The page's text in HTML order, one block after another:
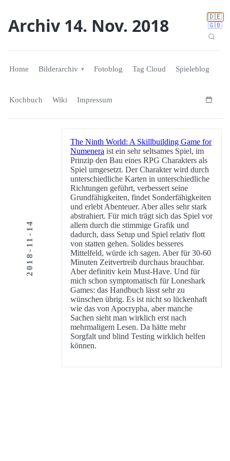
🇩🇪
🇬🇧
Archiv 14. Nov. 2018
Home Bilderarchiv Fotoblog Tag Cloud Spieleblog
Kochbuch Wiki Impressum
2018-11-14
The Ninth World: A Skillbuilding Game for
Numenera ist ein sehr seltsames Spiel, im
Prinzip den Bau eines RPG Charakters als
Spiel umgesetzt. Der Charakter wird durch
unterschiedliche Karten in unterschiedliche
Richtungen geführt, verbessert seine
Grundfähigkeiten, findet Sonderfähigkeiten
und erlebt Abenteuer. Aber alles sehr stark
abstrahiert. Für mich trägt sich das Spiel vor
allem durch die stimmige Grafik und
dadurch, dass Setup und Spiel relativ flott
von statten gehen. Solides besseres
Mittelfeld, würde ich sagen. Aber für 30-60
Minuten Zeitvertreib durchaus brauchbar.
Aber definitiv kein Must-Have. Und für
mich schon symptomatisch für Loneshark
Games: das Handbuch lässt sehr zu
wünschen übrig. Es ist nicht so lückenhaft
wie das von Apocrypha, aber manche
Sachen sieht man wirklich erst nach
mehrmaligem Lesen. Da hätte mehr
Sorgfalt und blind Testing wirklich helfen
können.